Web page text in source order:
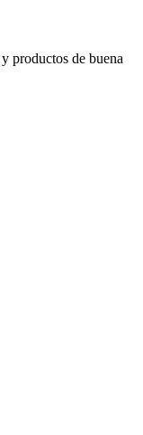
productos de buena